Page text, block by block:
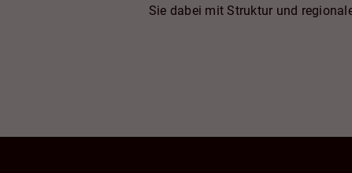
Sie dabei mit Struktur und